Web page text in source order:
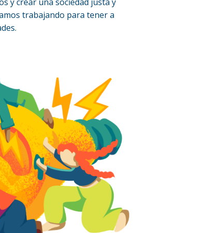
trabajando para tener a